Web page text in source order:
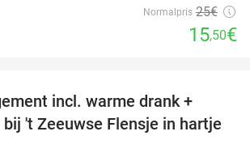
Normalpris 25€
15,50€
incl. warme drank +
't Zeeuwse Flensje in hartje